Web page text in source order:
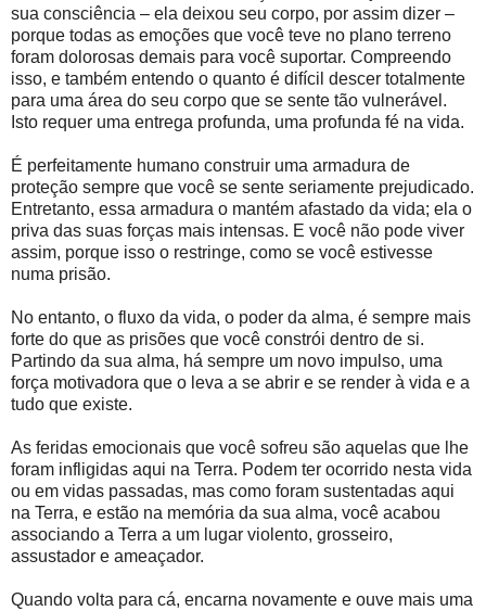
sua consciência – ela deixou seu corpo, por assim dizer –
porque todas as emoções que você teve no plano terreno
foram dolorosas demais para você suportar. Compreendo
isso, e também entendo o quanto é difícil descer totalmente
para uma área do seu corpo que se sente tão vulnerável.
Isto requer uma entrega profunda, uma profunda fé na vida.
É perfeitamente humano construir uma armadura de
proteção sempre que você se sente seriamente prejudicado.
Entretanto, essa armadura o mantém afastado da vida; ela o
priva das suas forças mais intensas. E você não pode viver
assim, porque isso o restringe, como se você estivesse
numa prisão.
No entanto, o fluxo da vida, o poder da alma, é sempre mais
forte do que as prisões que você constrói dentro de si.
Partindo da sua alma, há sempre um novo impulso, uma
força motivadora que o leva a se abrir e se render à vida e a
tudo que existe.
As feridas emocionais que você sofreu são aquelas que lhe
foram infligidas aqui na Terra. Podem ter ocorrido nesta vida
ou em vidas passadas, mas como foram sustentadas aqui
na Terra, e estão na memória da sua alma, você acabou
associando a Terra a um lugar violento, grosseiro,
assustador e ameaçador.
Quando volta para cá, encarna novamente e ouve mais uma